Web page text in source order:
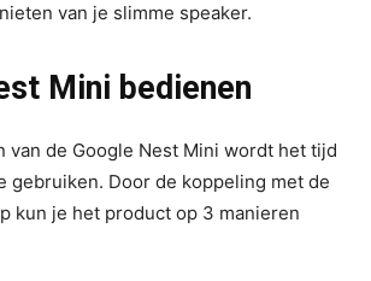
van je slimme speaker.
Mini bedienen
van de Google Nest Mini wordt het tijd
gebruiken. Door de koppeling met de
kun je het product op 3 manieren